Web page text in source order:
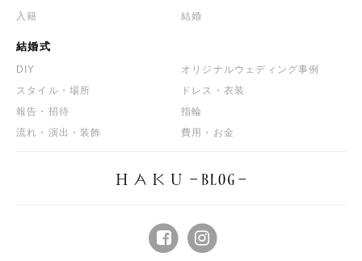
入籍 結婚
結婚式
DIY
オリジナルウェディング事例
スタイル・場所
ドレス・衣装
報告・招待
指輪
流れ・演出・装飾
費用・お金